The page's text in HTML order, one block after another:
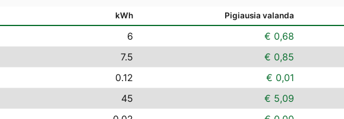
kWh Pigiausia valanda
6 € 0,68
7.5 € 0,85
0.12 € 0,01
45 € 5,09